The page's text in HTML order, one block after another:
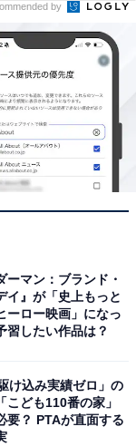
by
ーマン：ブランド・
イ』が「史上もっと
ーロー映画」になっ
習したい作品は？
け込み実績ゼロ」の
ども110番の家」
要？ PTAが直面する